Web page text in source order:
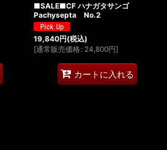
■SALE■CF ハナガタサンゴ
Pachysepta No.2
19,840円(税込)
[通常販売価格 : 24,800円]
カートに入れる